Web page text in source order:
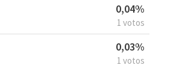
0,04%
1 votos
0,03%
1 votos